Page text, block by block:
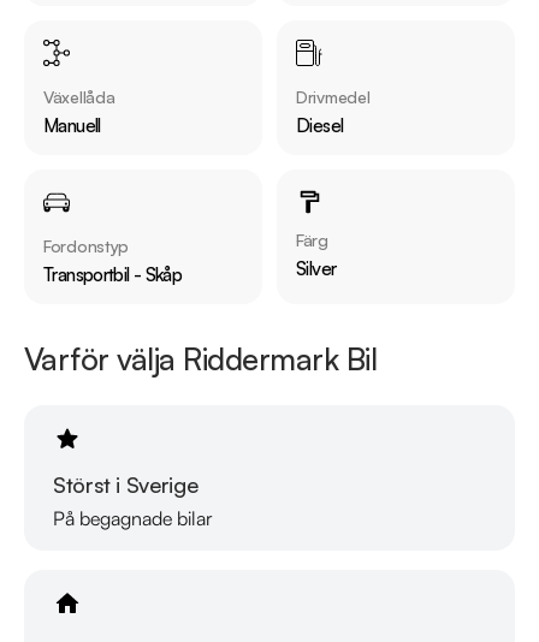
finansiering som passar just dina behov, erbjuder marknadens
Kontakta anläggningen för mer information.
går till.
https://www.youtube.com/watch?v=EvmgI7cNqkU
Växellåda
Manuell
Drivmedel
Diesel
Fordonstyp
Transportbil - Skåp
Färg
Silver
Varför välja Riddermark Bil
Störst i Sverige
På begagnade bilar